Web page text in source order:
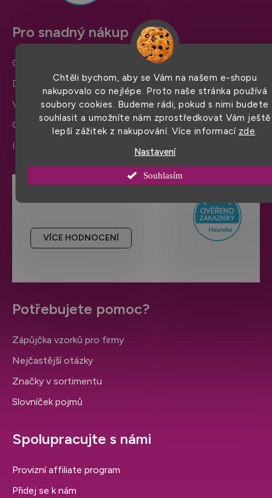
Chtěli bychom, aby se Vám na našem e-shopu
nakupovalo co nejlépe. Proto naše stránka používá
soubory cookies. Budeme rádi, pokud s nimi budete
souhlasit a umožníte nám zprostředkovat Vám ještě
lepší zážitek z nakupování. Více informací zde
Nastavení
Souhlasím
Hodnocení obchodu
VÍCE HODNOCENÍ
Pro snadný nákup
Obchodní podmínky
Doprava a platba
Výměna zboží a reklamace
Ochrana osobních údajů
Informace a nastavení cookies
Potřebujete pomoc?
Zápůjčka vzorků pro firmy
Nejčastější otázky
Značky v sortimentu
Slovníček pojmů
Spolupracujte s námi
Provizní affiliate program
Přidej se k nám